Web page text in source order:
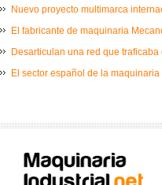
Nuevo proyecto multimarca
El fabricante de maquinaria
Desarticulan una red que
El sector español de la